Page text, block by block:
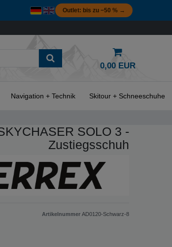
Outlet: bis zu −50 % →
0,00 EUR
Navigation + Technik Skitour + Schneeschuhe
SOLO 3 -
Zustiegsschuh
Artikelnummer AD0120-Schwarz-8